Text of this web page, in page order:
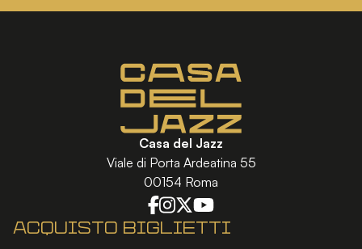
Acquisto biglietti
Casa del Jazz
Viale di Porta Ardeatina 55
00154 Roma